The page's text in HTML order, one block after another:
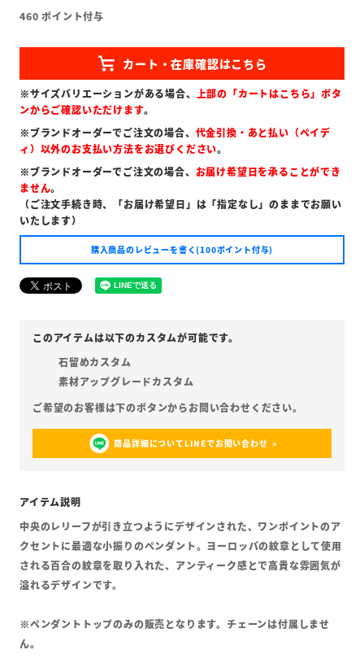
460 ポイント付与
※サイズバリエーションがある場合、 上部の「カートはこちら」ボタ
ンからご確認いただけます。
※ブランドオーダーでご注文の場合、 代金引換・あと払い（ペイデ
ィ）以外のお支払い方法をお選びください。
※ブランドオーダーでご注文の場合、 お届け希望日を承ることができ
ません。
（ご注文手続き時、「お届け希望日」は「指定なし」のままでお願い
いたします）
購入商品のレビューを書く(100ポイント付与)
石留めカスタム
素材アップグレードカスタム
商品詳細についてLINEでお問い合わせ
中央のレリーフが引き立つようにデザインされた、ワンポイントのア
クセントに最適な小振りのペンダント。ヨーロッパの紋章として使用
される百合の紋章を取り入れた、アンティーク感とで高貴な雰囲気が
溢れるデザインです。
※ペンダントトップのみの販売となります。チェーンは付属しませ
ん。